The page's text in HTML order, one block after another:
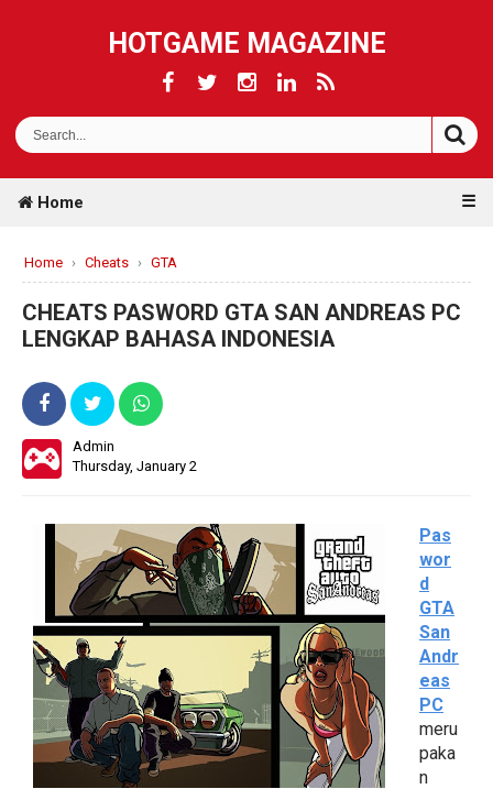
HOTGAME MAGAZINE
Home ☰
Home › Cheats › GTA
CHEATS PASWORD GTA SAN ANDREAS PC
LENGKAP BAHASA INDONESIA
Admin
Thursday, January 2
Pas
wor
d
GTA
San
Andr
eas
PC
meru
paka
n